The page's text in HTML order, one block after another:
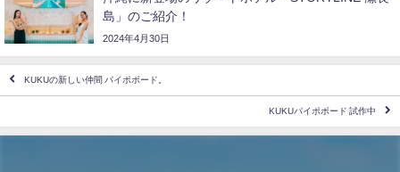
島」のご紹介！
2024年4月30日
KUKUの新しい仲間 パイポボード。
KUKUパイポボード 試作中